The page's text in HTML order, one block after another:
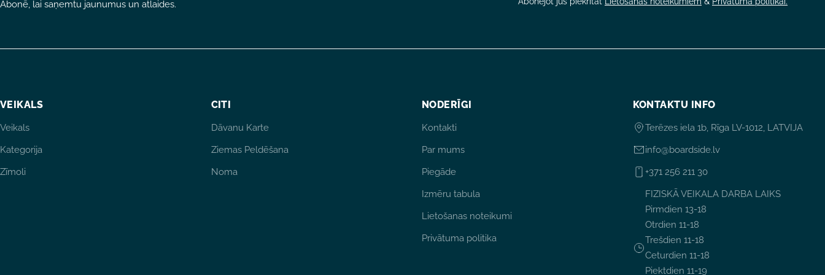
Abonē, lai saņemtu jaunumus un atlaides.
VEIKALS
Veikals
Kategorija
Zīmoli
CITI
Dāvanu Karte
Ziemas Peldēšana
Noma
NODERĪGI
Kontakti
Par mums
Piegāde
Izmēru tabula
Lietošanas noteikumi
Privātuma politika
KONTAKTU INFO
Terēzes iela 1b, Rīga LV-1012, LATVIJA
info@boardside.lv
+371 256 211 30
FIZISKĀ VEIKALA DARBA LAIKS
Pirmdien 13-18
Otrdien 11-18
Trešdien 11-18
Ceturdien 11-18
Piektdien 11-19